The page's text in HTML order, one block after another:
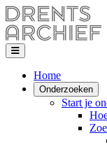
Home
Onderzoeken
Start je